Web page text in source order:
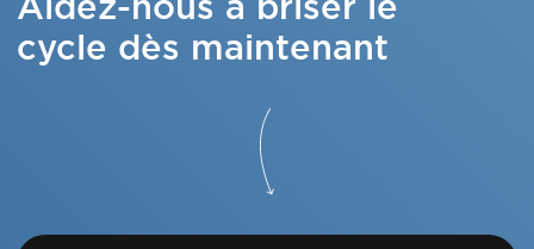
cycle dès maintenant